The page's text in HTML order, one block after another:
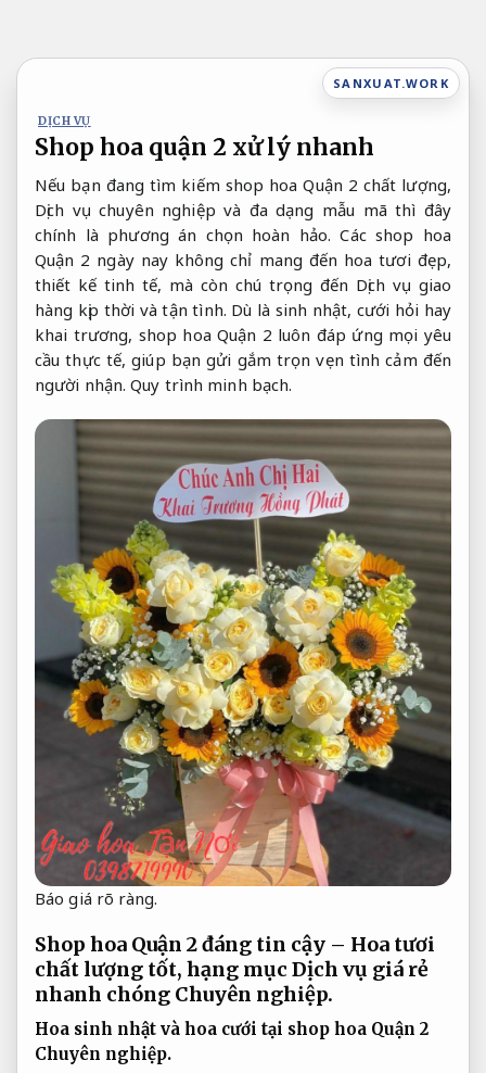
nội
SANXUAT.WORK
DỊCH VỤ
Shop hoa quận 2 xử lý nhanh
Nếu bạn đang tìm kiếm shop hoa Quận 2 chất lượng,
Dịch vụ chuyên nghiệp và đa dạng mẫu mã thì đây
chính là phương án chọn hoàn hảo. Các shop hoa
Quận 2 ngày nay không chỉ mang đến hoa tươi đẹp,
thiết kế tinh tế, mà còn chú trọng đến Dịch vụ giao
hàng kịp thời và tận tình. Dù là sinh nhật, cưới hỏi hay
khai trương, shop hoa Quận 2 luôn đáp ứng mọi yêu
cầu thực tế, giúp bạn gửi gắm trọn vẹn tình cảm đến
người nhận.Quy trình minh bạch.
Báo giá rõ ràng.
Shop hoa Quận 2 đáng tin cậy – Hoa tươi
chất lượng tốt, hạng mục Dịch vụ giá rẻ
nhanh chóng Chuyên nghiệp.
Hoa sinh nhật và hoa cưới tại shop hoa Quận 2
Chuyên nghiệp.